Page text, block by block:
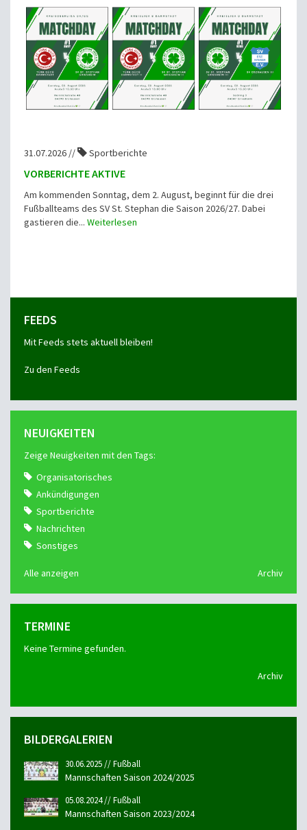
31.07.2026 // Sportberichte
VORBERICHTE AKTIVE
Am kommenden Sonntag, dem 2. August, beginnt für die drei
Fußballteams des SV St. Stephan die Saison 2026/27. Dabei
gastieren die... Weiterlesen
FEEDS
Mit Feeds stets aktuell bleiben!
Zu den Feeds
NEUIGKEITEN
Zeige Neuigkeiten mit den Tags:
Organisatorisches
Ankündigungen
Sportberichte
Nachrichten
Sonstiges
Alle anzeigen Archiv
TERMINE
Keine Termine gefunden.
Archiv
BILDERGALERIEN
30.06.2025 // Fußball
Mannschaften Saison 2024/2025
05.08.2024 // Fußball
Mannschaften Saison 2023/2024